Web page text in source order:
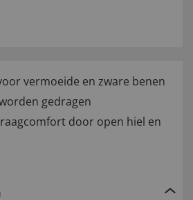
vermoeide en zware benen
gedragen
door open hiel en